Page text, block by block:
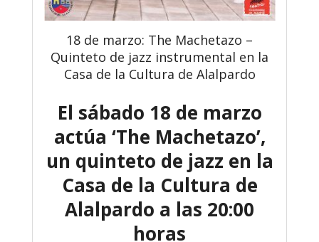
18 de marzo: The Machetazo –
Quinteto de jazz instrumental en la
Casa de la Cultura de Alalpardo
El sábado 18 de marzo
actúa ‘The Machetazo’,
un quinteto de jazz en la
Casa de la Cultura de
Alalpardo a las 20:00
horas